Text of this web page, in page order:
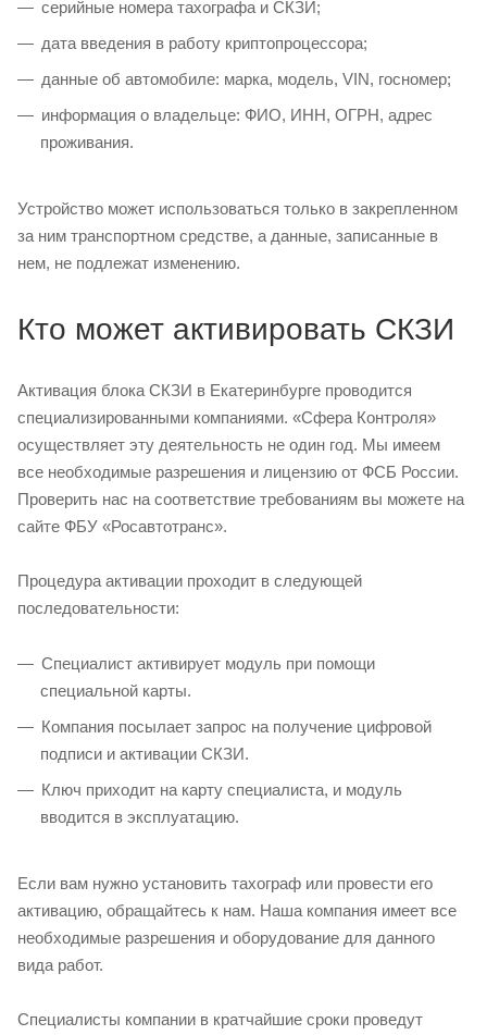
серийные номера тахографа и СКЗИ;
дата введения в работу криптопроцессора;
данные об автомобиле: марка, модель, VIN, госномер;
информация о владельце: ФИО, ИНН, ОГРН, адрес
проживания.
Устройство может использоваться только в закрепленном
за ним транспортном средстве, а данные, записанные в
нем, не подлежат изменению.
Кто может активировать СКЗИ
Активация блока СКЗИ в Екатеринбурге проводится
специализированными компаниями. «Сфера Контроля»
осуществляет эту деятельность не один год. Мы имеем
все необходимые разрешения и лицензию от ФСБ России.
Проверить нас на соответствие требованиям вы можете на
сайте ФБУ «Росавтотранс».
Процедура активации проходит в следующей
последовательности:
Специалист активирует модуль при помощи
специальной карты.
Компания посылает запрос на получение цифровой
подписи и активации СКЗИ.
Ключ приходит на карту специалиста, и модуль
вводится в эксплуатацию.
Если вам нужно установить тахограф или провести его
активацию, обращайтесь к нам. Наша компания имеет все
необходимые разрешения и оборудование для данного
вида работ.
Специалисты компании в кратчайшие сроки проведут